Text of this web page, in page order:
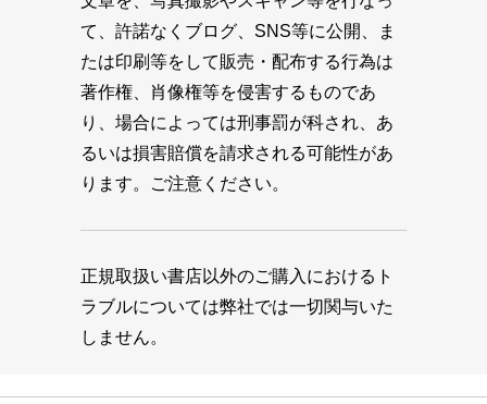
て、許諾なくブログ、SNS等に公開、ま
たは印刷等をして販売・配布する行為は
著作権、肖像権等を侵害するものであ
り、場合によっては刑事罰が科され、あ
るいは損害賠償を請求される可能性があ
ります。ご注意ください。
正規取扱い書店以外のご購入におけるト
ラブルについては弊社では一切関与いた
しません。